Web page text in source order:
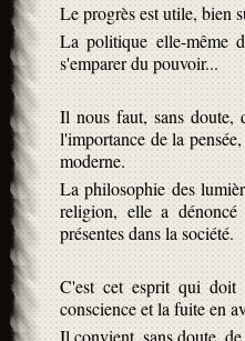
Le progrès est utile, bien
La politique elle-même
s'emparer du pouvoir...
Il nous faut, sans doute,
l'importance de la
moderne.
La philosophie des
religion, elle a dénoncé
présentes dans la société.
C'est cet esprit qui doit
conscience et la fuite en